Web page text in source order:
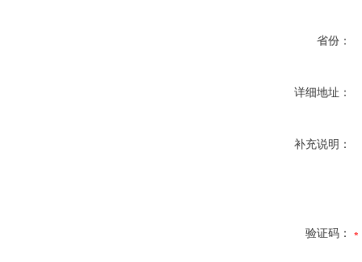
省份：
详细地址：
补充说明：
验证码：